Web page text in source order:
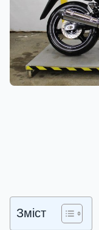
Зміст